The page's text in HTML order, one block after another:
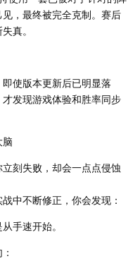
，最终被完全克制。赛后
真。
使版本更新后已明显落
发现游戏体验和胜率同步
刻失败，却会一点点侵蚀
中不断修正，你会发现：
手速开始。